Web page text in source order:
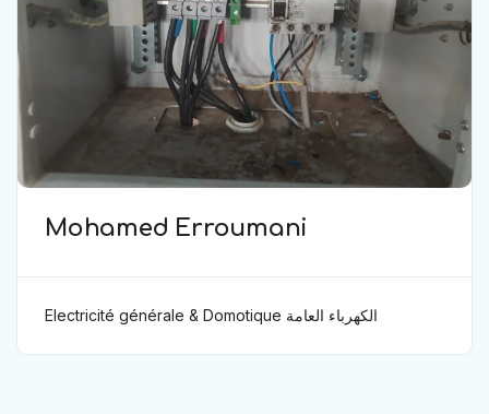
Mohamed Erroumani
Electricité générale & Domotique الكهرباء العامة